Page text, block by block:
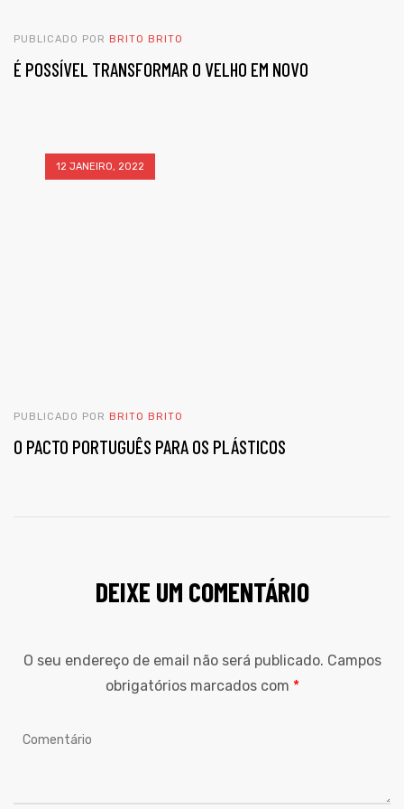
PUBLICADO POR BRITO BRITO
É POSSÍVEL TRANSFORMAR O VELHO EM NOVO
12 JANEIRO, 2022
PUBLICADO POR BRITO BRITO
O PACTO PORTUGUÊS PARA OS PLÁSTICOS
DEIXE UM COMENTÁRIO
O seu endereço de email não será publicado. Campos
obrigatórios marcados com *